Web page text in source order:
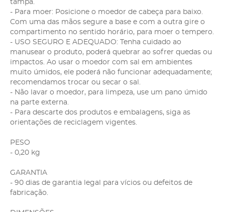
tampa.
- Para moer: Posicione o moedor de cabeça para baixo.
Com uma das mãos segure a base e com a outra gire o
compartimento no sentido horário, para moer o tempero.
- USO SEGURO E ADEQUADO: Tenha cuidado ao
manusear o produto, poderá quebrar ao sofrer quedas ou
impactos. Ao usar o moedor com sal em ambientes
muito úmidos, ele poderá não funcionar adequadamente;
recomendamos trocar ou secar o sal.
- Não lavar o moedor, para limpeza, use um pano úmido
na parte externa.
- Para descarte dos produtos e embalagens, siga as
orientações de reciclagem vigentes.
PESO
- 0,20 kg
GARANTIA
- 90 dias de garantia legal para vícios ou defeitos de
fabricação.